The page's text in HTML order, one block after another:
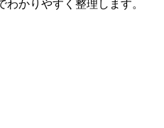
かりやすく整理します。